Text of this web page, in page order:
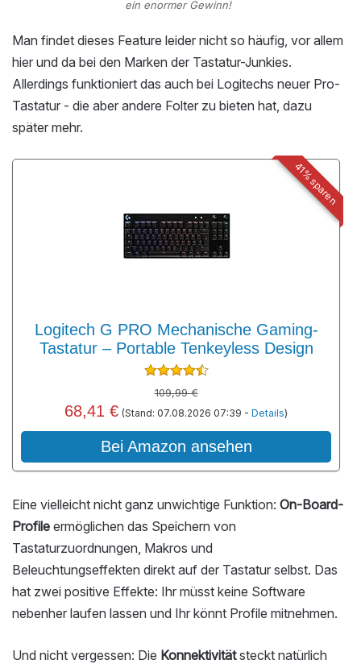
ein enormer Gewinn!
Man findet dieses Feature leider nicht so häufig, vor allem
hier und da bei den Marken der Tastatur-Junkies.
Allerdings funktioniert das auch bei Logitechs neuer Pro-
Tastatur - die aber andere Folter zu bieten hat, dazu
später mehr.
41% sparen
Logitech G PRO Mechanische Gaming-
Tastatur – Portable Tenkeyless Design
109,99 €
68,41 € (Stand: 07.08.2026 07:39 -Details)
Bei Amazon ansehen
Eine vielleicht nicht ganz unwichtige Funktion: On-Board-
Profile ermöglichen das Speichern von
Tastaturzuordnungen, Makros und
Beleuchtungseffekten direkt auf der Tastatur selbst. Das
hat zwei positive Effekte: Ihr müsst keine Software
nebenher laufen lassen und Ihr könnt Profile mitnehmen.
Und nicht vergessen: Die Konnektivitätsteckt natürlich